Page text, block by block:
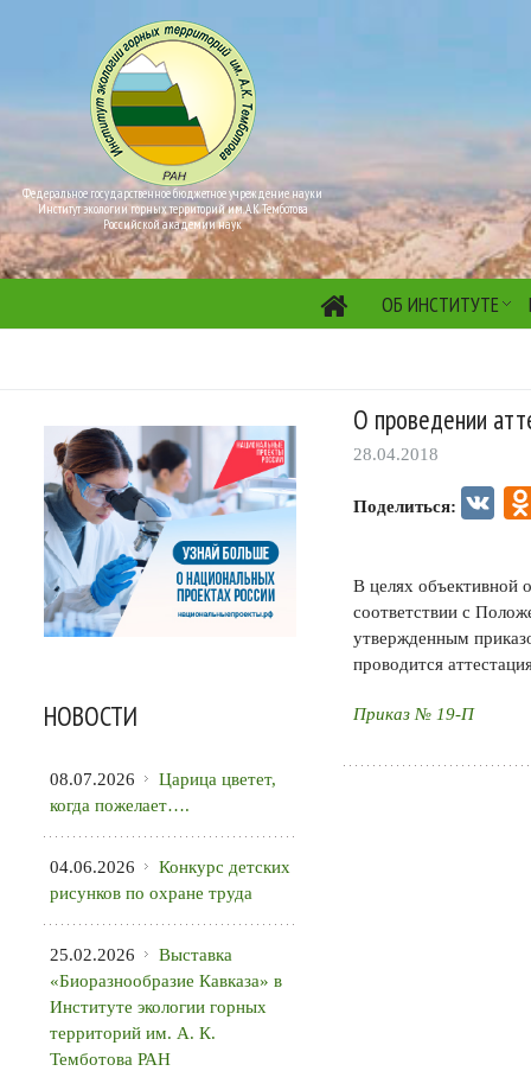
Федеральное государственное бюджетное учреждение науки
Институт экологии горных территорий им. А.К. Темботова
Российской академии наук
ОБ ИНСТИТУТЕ
О проведении
28.04.2018
Поделиться: VK
В целях объективной
соответствии с
утвержденным
проводится
Приказ № 19-П
НОВОСТИ
08.07.2026
Царица цветет,
когда пожелает….
04.06.2026
Конкурс детских
рисунков по охране труда
25.02.2026
Выставка
«Биоразнообразие Кавказа» в
Институте экологии горных
территорий им. А. К.
Темботова РАН